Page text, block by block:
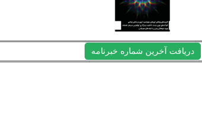
دریافت آخرین شماره خبرنامه